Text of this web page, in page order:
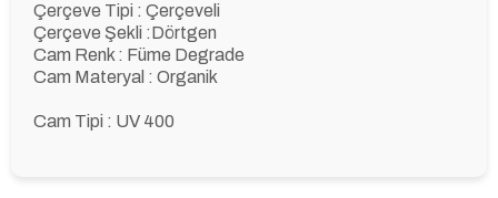
Çerçeve Tipi : Çerçeveli
Çerçeve Şekli :Dörtgen
Cam Renk : Füme Degrade
Cam Materyal : Organik
Cam Tipi : UV 400